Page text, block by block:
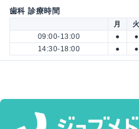
歯科 診療時間
月 火
09:00-13:00
● ●
14:30-18:00
● ●